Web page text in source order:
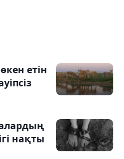
етін
нақты